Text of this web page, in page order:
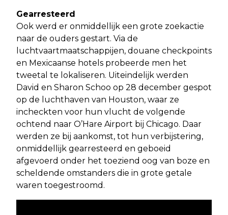
Gearresteerd
Ook werd er onmiddellijk een grote zoekactie
naar de ouders gestart. Via de
luchtvaartmaatschappijen, douane checkpoints
en Mexicaanse hotels probeerde men het
tweetal te lokaliseren. Uiteindelijk werden
David en Sharon Schoo op 28 december gespot
op de luchthaven van Houston, waar ze
incheckten voor hun vlucht de volgende
ochtend naar O’Hare Airport bij Chicago. Daar
werden ze bij aankomst, tot hun verbijstering,
onmiddellijk gearresteerd en geboeid
afgevoerd onder het toeziend oog van boze en
scheldende omstanders die in grote getale
waren toegestroomd.